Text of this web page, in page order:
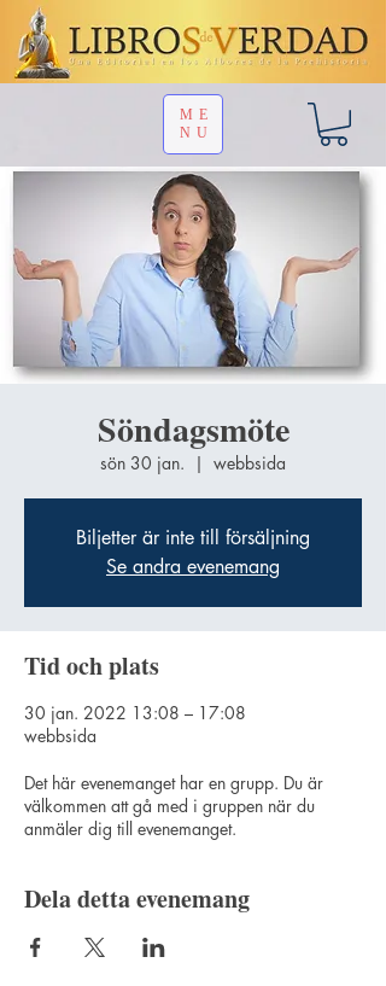
ME
NU
Söndagsmöte
sön 30 jan.
  |
webbsida
Biljetter är inte till försäljning
Se andra evenemang
Tid och plats
30 jan. 2022 13:08 – 17:08
webbsida
Det här evenemanget har en grupp. Du är
välkommen att gå med i gruppen när du
anmäler dig till evenemanget.
Dela detta evenemang